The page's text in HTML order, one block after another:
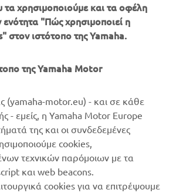
the Yamaha brand has been
some of the most successful
breed of Supersport, MT and
have established themselves
by offering dynamic design together
emotion. Don’t miss them in this
website
τα χρησιμοποιούμε και τα οφέλη
ενότητα "Πώς χρησιμοποιεί η
στον ιστότοπο της Yamaha.
της Yamaha Motor
(yamaha-motor.eu) - και σε κάθε
- εμείς, η Yamaha Motor Europe
της και οι συνδεδεμένες
cookies,
τεχνικών παρόμοιων με τα
και web beacons.
cookies για να επιτρέψουμε